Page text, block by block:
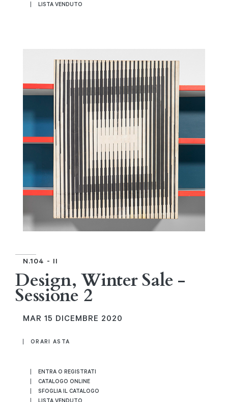
LISTA VENDUTO
N.104 - II
Design, Winter Sale -
Sessione 2
MAR 15 DICEMBRE 2020
ORARI ASTA
ENTRA O REGISTRATI
CATALOGO ONLINE
SFOGLIA IL CATALOGO
LISTA VENDUTO